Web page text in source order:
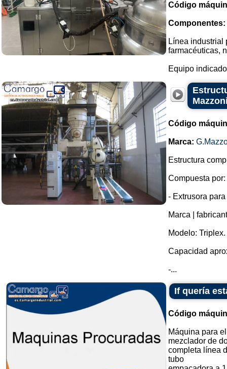
Código
Componentes:
Línea industrial
farmacéuticas,
Equipo
Código
Marca:
Estructura
Compuesta por:
- Extrusora
Marca |
Modelo: Triplex.
Capacidad
-...
If quería
Código
Máquina para
mezclador de
completa línea
tubo